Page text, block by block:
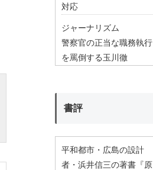
対応
ジャーナリズム
警察官の正当な職務執行
を罵倒する玉川徹
書評
平和都市・広島の設計
者・浜井信三の著書『原